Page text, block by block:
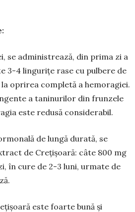
se administrează, din prima zi a
3-4 lingurițe rase cu pulbere de
opri­rea completă a hemoragiei.
a taninurilor din frunzele
este redusă considerabil.
de lungă du­rată, se
de Crețișoară: câte 800 mg
în cure de 2-3 luni, urmate de
este foarte bună și